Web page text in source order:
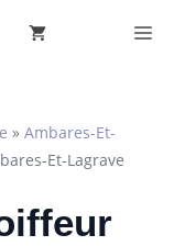
» Ambares-Et-
Et-Lagrave